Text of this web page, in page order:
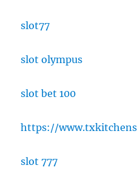
slot77
slot olympus
slot bet 100
https://
slot 777